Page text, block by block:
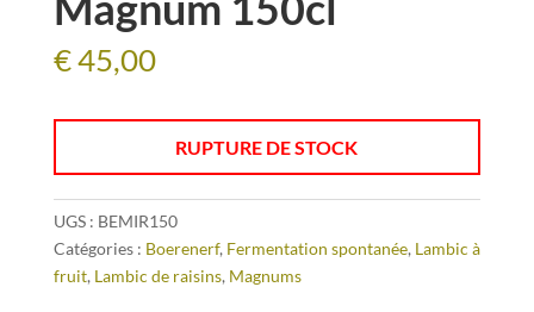
€45,00
RUPTURE DE STOCK
UGS : BEMIR150
Catégories : Boerenerf, Fermentation spontanée, Lambic à
fruit, Lambic de raisins, Magnums